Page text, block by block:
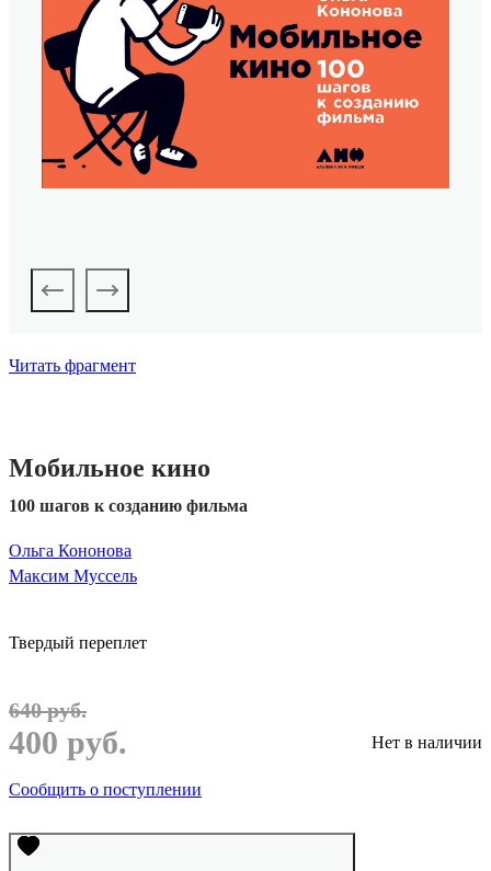
Читать фрагмент
Мобильное кино
100 шагов к созданию фильма
Ольга Кононова
Максим Муссель
Твердый переплет
640 руб.
400 руб. Нет в наличии
Сообщить о поступлении